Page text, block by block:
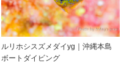
ルリホシスズメダイyg｜沖縄本島
ボートダイビング